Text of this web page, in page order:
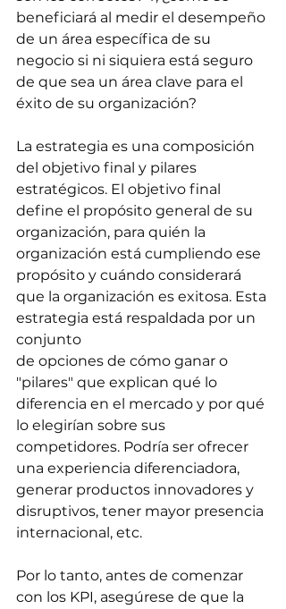
beneficiará al medir el desempeño
de un área específica de su
negocio si ni siquiera está seguro
de que sea un área clave para el
éxito de su organización?
La estrategia es una composición
del objetivo final y pilares
estratégicos. El objetivo final
define el propósito general de su
organización, para quién la
organización está cumpliendo ese
propósito y cuándo considerará
que la organización es exitosa. Esta
estrategia está respaldada por un
conjunto
de opciones de cómo ganar o
"pilares" que explican qué lo
diferencia en el mercado y por qué
lo elegirían sobre sus
competidores. Podría ser ofrecer
una experiencia diferenciadora,
generar productos innovadores y
disruptivos, tener mayor presencia
internacional, etc.
Por lo tanto, antes de comenzar
con los KPI, asegúrese de que la